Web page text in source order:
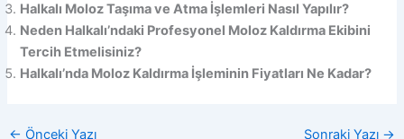
Halkalı Moloz Taşıma ve Atma İşlemleri Nasıl Yapılır?
Neden Halkalı’ndaki Profesyonel Moloz Kaldırma Ekibini
Tercih Etmelisiniz?
Halkalı’nda Moloz Kaldırma İşleminin Fiyatları Ne Kadar?
← Önceki Yazı Sonraki Yazı →